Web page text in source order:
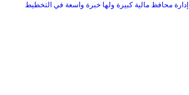
محافظ مالية كبيرة ولها خبرة واسعة في التخطيط